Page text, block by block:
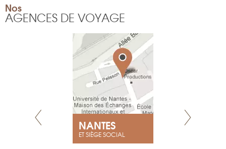
Nos
AGENCES DE VOYAGE
NANTES
ET SIÈGE SOCIAL